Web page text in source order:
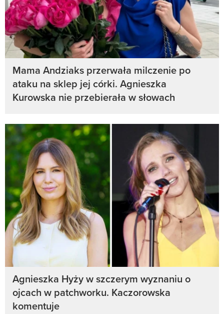
Mama Andziaks przerwała milczenie po
ataku na sklep jej córki. Agnieszka
Kurowska nie przebierała w słowach
Agnieszka Hyży w szczerym wyznaniu o
ojcach w patchworku. Kaczorowska
komentuje